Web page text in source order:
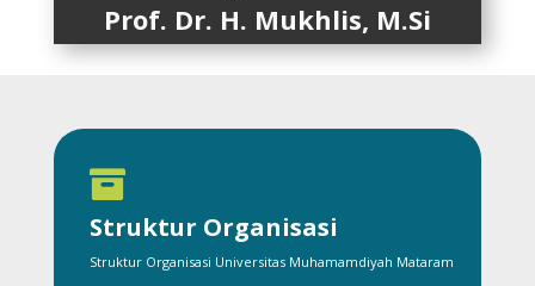
Prof. Dr. H. Mukhlis, M.Si

Struktur Organisasi
Struktur Organisasi Universitas Muhamamdiyah Mataram